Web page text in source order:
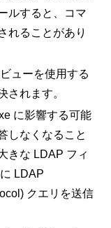
ルすると、コマ
れることがあり
ューを使用する
されます。
に影響する可能
しなくなること
きな LDAP フィ
LDAP
クエリを送信